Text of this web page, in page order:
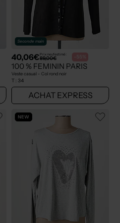
Seconde main
40,06€Prix neuf estimé :
89,00€ -55%
100 % FEMININ PARIS
Veste casual - Col rond noir
T : 34
ACHAT EXPRESS
NEW